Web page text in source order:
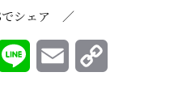
シェア ／